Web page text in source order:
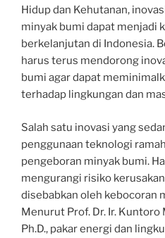
Hidup dan Kehutanan,
minyak bumi dapat menjadi
berkelanjutan di Indonesia.
harus terus mendorong
bumi agar dapat
terhadap lingkungan dan
Salah satu inovasi yang
penggunaan teknologi
pengeboran minyak bumi.
mengurangi risiko
disebabkan oleh kebocoran
Menurut Prof. Dr. Ir. Kuntoro
Ph.D., pakar energi dan